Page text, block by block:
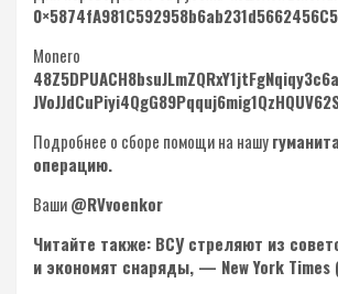
Monero
Подробнее о сборе помощи на нашу
операцию.
Ваши@RVvoenkor
Читайте также: ВСУ стреляют из
и экономят снаряды, — New York